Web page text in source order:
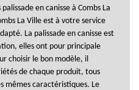
en canisse à Combs La
La Ville est à votre service
La palissade en canisse est
elles ont pour principale
choisir le bon modèle, il
de chaque produit, tous
mêmes caractéristiques. Le